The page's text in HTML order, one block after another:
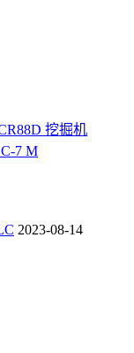
挖掘机
7 M
2023-08-14